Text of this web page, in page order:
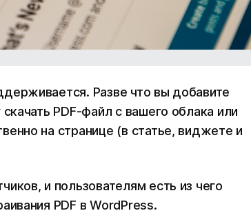
Разве что вы добавите
PDF-файл с вашего облака или
на странице (в статье, виджете и
и пользователям есть из чего
PDF в WordPress.